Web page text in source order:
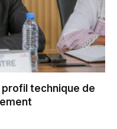
profil technique de